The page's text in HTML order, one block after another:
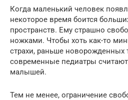
Когда маленький человек
некоторое время боится
пространств. Ему страшно
ножками. Чтобы хоть как-то
страхи, раньше новорожденных
современные педиатры
малышей.
Тем не менее, ограничение